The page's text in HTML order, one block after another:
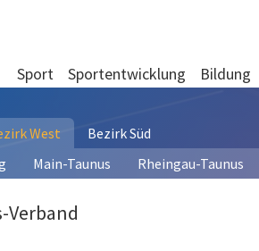
Sport Sportentwicklung Bildung
West
Bezirk Süd
Main-Taunus Rheingau-Taunus
Verband